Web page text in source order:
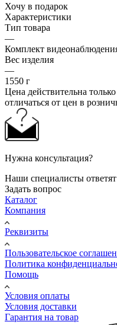
Хочу в подарок
Характеристики
Тип товара
—
Комплект
Вес изделия
—
1550 г
Цена действительна
отличаться от цен в
Нужна консультация?
Наши специалисты
Задать вопрос
Каталог
Компания
Реквизиты
Пользовательское
Политика
Помощь
Условия оплаты
Условия доставки
Гарантия на товар